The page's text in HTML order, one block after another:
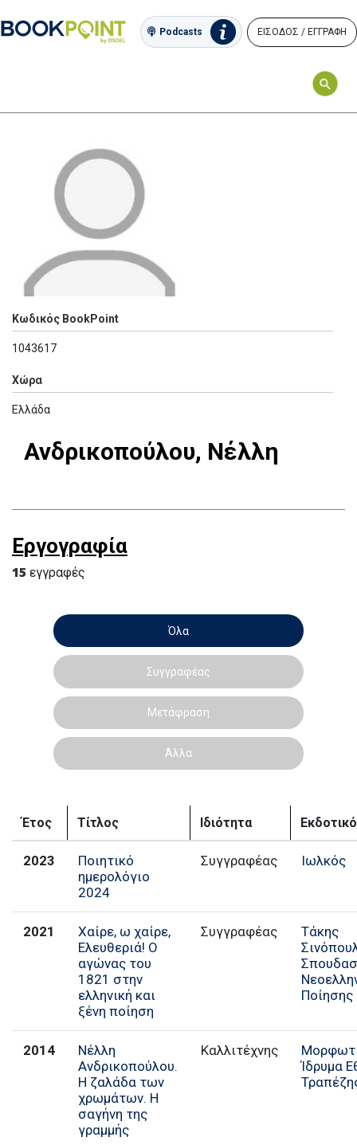
Podcasts ΕΙΣΟΔΟΣ / ΕΓΓΡΑΦΗ
Κωδικός BookPoint
1043617
Χώρα
Ελλάδα
Ανδρικοπούλου, Νέλλη
Εργογραφία
15 εγγραφές
Όλα
Συγγραφέας
Μετάφραση
Άλλα
Έτος Τίτλος Ιδιότητα
2023
Ποιητικό
ημερολόγιο
2024
Συγγραφέας Ιωλκός
2021
Χαίρε, ω χαίρε,
Ελευθεριά! Ο
αγώνας του
1821 στην
ελληνική και
ξένη ποίηση
Συγγραφέας
Τάκης
Ποίησης
2014
Νέλλη
Ανδρικοπούλου.
Η ζαλάδα των
χρωμάτων. Η
σαγήνη της
γραμμής
Καλλιτέχνης
Ίδρυμα